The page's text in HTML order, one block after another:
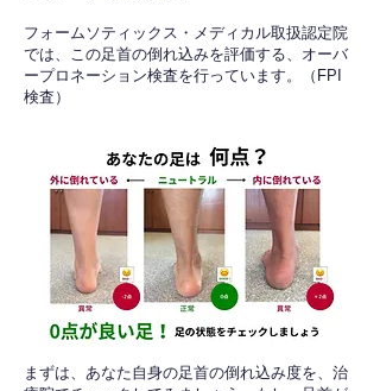
フォームソティックス・メディカル取扱認定院
では、この足首の倒れ込みを評価する、オーバ
ープロネーション検査を行っています。（FPI
検査）​
​まずは、あなた自身の足首の倒れ込み度を、治